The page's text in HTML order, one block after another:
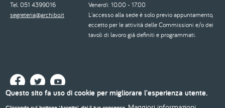
Tel. 051 4399016
segreteria@archibo.it
Venerdì: 10.00 - 17.00
L'accesso alla sede è solo previo appuntamento,
eccetto per le attività delle Commissioni e/o dei
tavoli di lavoro già definiti e programmati.
Questo sito fa uso di cookie per migliorare l'esperienza utente.